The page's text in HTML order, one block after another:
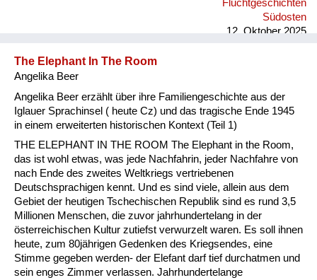
mein Großvater sie mit einem Miet- Kleintransporter in letzter
Minute abholen konnte, nachdem ein Anruf oder Telegramm
um“. Das einzige, was sie von 500 Jahren Iglauer
Familiengeschichte mitnehmen konnten, war eine kleine,
silberne St...
Fluchtgeschichten
Südosten
12. Oktober 2025
The Elephant In The Room
Angelika Beer
Angelika Beer erzählt über ihre Familiengeschichte aus der
Iglauer Sprachinsel ( heute Cz) und das tragische Ende 1945
in einem erweiterten historischen Kontext (Teil 1)
THE ELEPHANT IN THE ROOM The Elephant in the Room,
das ist wohl etwas, was jede Nachfahrin, jeder Nachfahre von
nach Ende des zweites Weltkriegs vertriebenen
Deutschsprachigen kennt. Und es sind viele, allein aus dem
Gebiet der heutigen Tschechischen Republik sind es rund 3,5
Millionen Menschen, die zuvor jahrhundertelang in der
österreichischen Kultur zutiefst verwurzelt waren. Es soll ihnen
heute, zum 80jährigen Gedenken des Kriegsendes, eine
Stimme gegeben werden- der Elefant darf tief durchatmen und
sein enges Zimmer verlassen. Jahrhundertelange